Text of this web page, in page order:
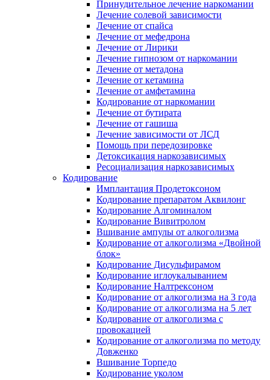
Принудительное лечение наркомании
Лечение солевой зависимости
Лечение от спайса
Лечение от мефедрона
Лечение от Лирики
Лечение гипнозом от наркомании
Лечение от метадона
Лечение от кетамина
Лечение от амфетамина
Кодирование от наркомании
Лечение от бутирата
Лечение от гашиша
Лечение зависимости от ЛСД
Помощь при передозировке
Детоксикация наркозависимых
Ресоциализация наркозависимых
Кодирование
Имплантация Продетоксоном
Кодирование препаратом Аквилонг
Кодирование Алгоминалом
Кодирование Вивитролом
Вшивание ампулы от алкоголизма
Кодирование от алкоголизма «Двойной
блок»
Кодирование Дисульфирамом
Кодирование иглоукалыванием
Кодирование Налтрексоном
Кодирование от алкоголизма на 3 года
Кодирование от алкоголизма на 5 лет
Кодирование от алкоголизма с
провокацией
Кодирование от алкоголизма по методу
Довженко
Вшивание Торпедо
Кодирование уколом